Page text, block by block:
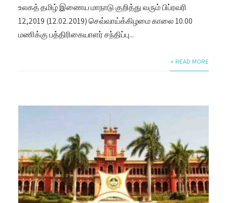
உலகத் தமிழ் இணைய மாநாடு குறித்து வரும் பிப்ரவரி
12,2019 (12.02.2019) செவ்வாய்க்கிழமை காலை 10.00
மணிக்கு பத்திரிகையாளர் சந்திப்பு...
+ READ MORE